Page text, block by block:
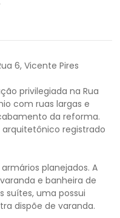
6, Vicente Pires
privilegiada na Rua
com ruas largas e
da reforma.
registrado
planejados. A
e banheira de
suítes, uma possui
dispõe de varanda.